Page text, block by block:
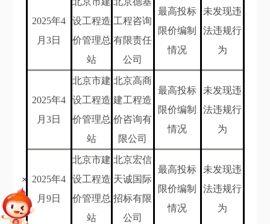
2025年4
月3日
设工程造
价管理总
站
工程咨询
有限责任
公司
最高投标
限价编制
情况
未发现违
法违规行
为
2025年4
月3日
北京市建
设工程造
价管理总
站
北京高商
建工程造
价咨询有
限公司
最高投标
限价编制
情况
未发现违
法违规行
为
2025年4
月9日
北京市建
设工程造
价管理总
站
北京宏信
天诚国际
招标有限
公司
最高投标
限价编制
情况
未发现违
法违规行
为
+